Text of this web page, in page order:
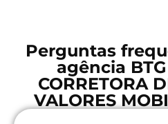
Perguntas
agência
CORRETORA
VALORES